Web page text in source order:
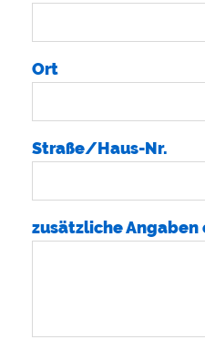
Ort
Straße/Haus-Nr.
zusätzliche Angaben